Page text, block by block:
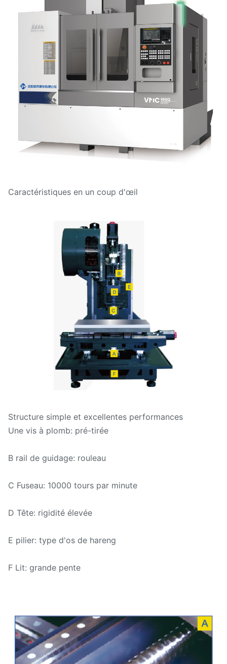
Caractéristiques en un coup d'œil
Structure simple et excellentes performances
Une vis à plomb: pré-tirée
B rail de guidage: rouleau
C Fuseau: 10000 tours par minute
D Tête: rigidité élevée
E pilier: type d'os de hareng
F Lit: grande pente